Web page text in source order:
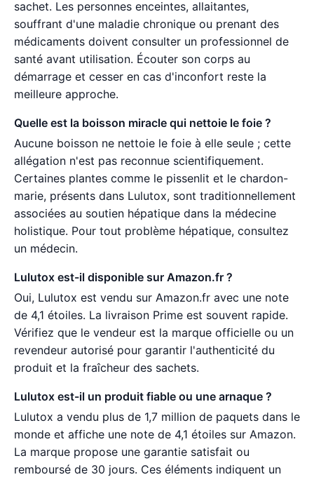
sachet. Les personnes enceintes, allaitantes,
souffrant d'une maladie chronique ou prenant des
médicaments doivent consulter un professionnel de
santé avant utilisation. Écouter son corps au
démarrage et cesser en cas d'inconfort reste la
meilleure approche.
Quelle est la boisson miracle qui nettoie le foie ?
Aucune boisson ne nettoie le foie à elle seule ; cette
allégation n'est pas reconnue scientifiquement.
Certaines plantes comme le pissenlit et le chardon-
marie, présents dans Lulutox, sont traditionnellement
associées au soutien hépatique dans la médecine
holistique. Pour tout problème hépatique, consultez
un médecin.
Lulutox est-il disponible sur Amazon.fr ?
Oui, Lulutox est vendu sur Amazon.fr avec une note
de 4,1 étoiles. La livraison Prime est souvent rapide.
Vérifiez que le vendeur est la marque officielle ou un
revendeur autorisé pour garantir l'authenticité du
produit et la fraîcheur des sachets.
Lulutox est-il un produit fiable ou une arnaque ?
Lulutox a vendu plus de 1,7 million de paquets dans le
monde et affiche une note de 4,1 étoiles sur Amazon.
La marque propose une garantie satisfait ou
remboursé de 30 jours. Ces éléments indiquent un